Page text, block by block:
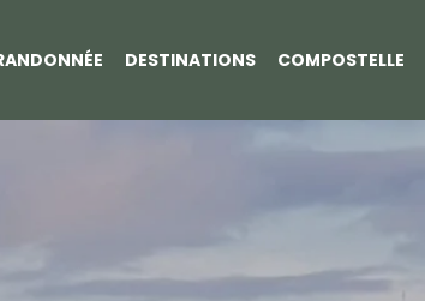
DESTINATIONS COMPOSTELLE